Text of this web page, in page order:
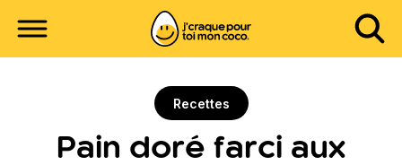
Recettes
Pain doré farci aux